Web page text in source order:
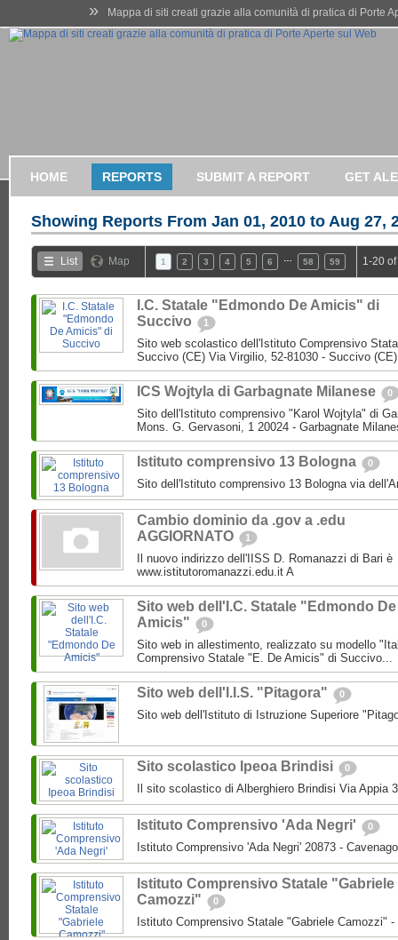
» Mappa di siti creati grazie alla comunità di pratica di Porte
HOME REPORTS SUBMIT A REPORT GET
Showing Reports From Jan 01, 2010 to Aug 27,
List Map 1 2 3 4 5 6 58 59 1-20
I.C. Statale "Edmondo De Amicis" di
Succivo
1
Sito web scolastico dell'Istituto Comprensivo
Succivo (CE) Via Virgilio, 52-81030 - Succivo
ICS Wojtyla di Garbagnate Milanese 0
Sito dell'Istituto comprensivo "Karol Wojtyla" di
Mons. G. Gervasoni, 1 20024 - Garbagnate
Istituto comprensivo 13 Bologna 0
Sito dell'Istituto comprensivo 13 Bologna via
Cambio dominio da .gov a .edu
AGGIORNATO
1
Il nuovo indirizzo dell'IISS D. Romanazzi di Bari è
www.istitutoromanazzi.edu.it A
Sito web dell'I.C. Statale "Edmondo De
Amicis"
0
Sito web in allestimento, realizzato su modello
Comprensivo Statale "E. De Amicis" di Succivo...
Sito web dell'I.I.S. "Pitagora" 0
Sito web dell'Istituto di Istruzione Superiore
Sito scolastico Ipeoa Brindisi 0
Il sito scolastico di Alberghiero Brindisi Via Appia
Istituto Comprensivo 'Ada Negri' 0
Istituto Comprensivo 'Ada Negri' 20873 -
Istituto Comprensivo Statale "Gabriele
Camozzi"
0
Istituto Comprensivo Statale "Gabriele Camozzi"